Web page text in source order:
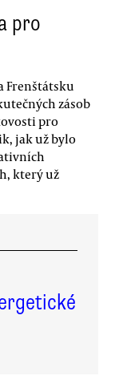
pro
Frenštátsku
zásob
pro
jak už bylo
který už